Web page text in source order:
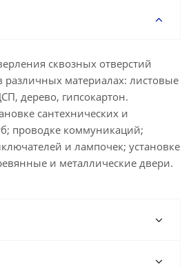
сквозных отверстий
различных материалах: листовые
дерево, гипсокартон.
сантехнических и
проводке коммуникаций;
и лампочек; установке
и металлические двери.